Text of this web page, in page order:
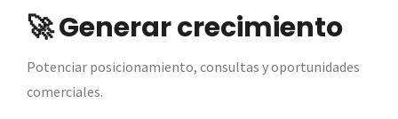
🚀 Generar crecimiento
Potenciar posicionamiento, consultas y oportunidades
comerciales.